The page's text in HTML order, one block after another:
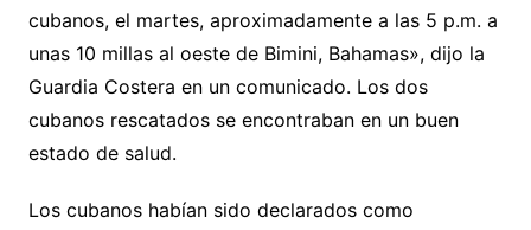
cubanos, el martes, aproximadamente a las 5 p.m. a
unas 10 millas al oeste de Bimini, Bahamas», dijo la
Guardia Costera en un comunicado. Los dos
cubanos rescatados se encontraban en un buen
estado de salud.
Los cubanos habían sido declarados como